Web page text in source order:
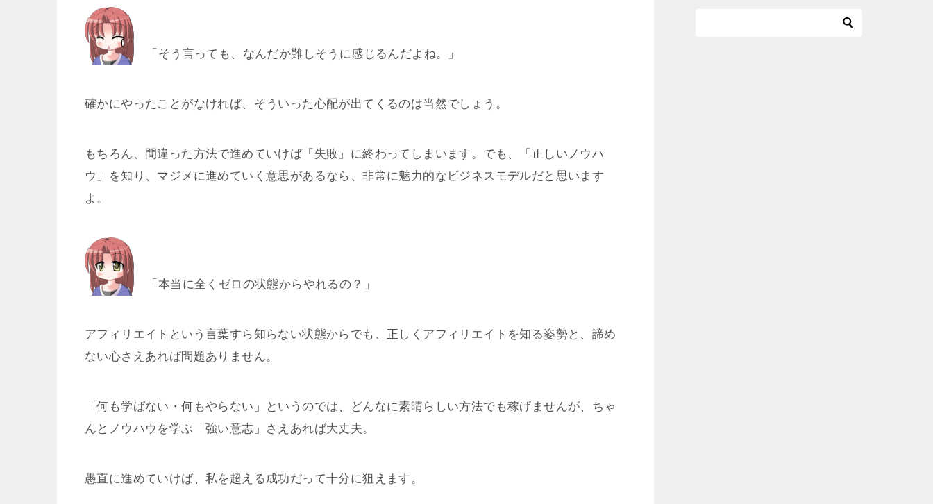
「そう言っても、なんだか難しそうに感じるんだよね。」
確かにやったことがなければ、そういった心配が出てくるのは当然でしょう。
もちろん、間違った方法で進めていけば「失敗」に終わってしまいます。でも、「正しいノウハ
ウ」を知り、マジメに進めていく意思があるなら、非常に魅力的なビジネスモデルだと思います
よ。
「本当に全くゼロの状態からやれるの？」
アフィリエイトという言葉すら知らない状態からでも、正しくアフィリエイトを知る姿勢と、諦め
ない心さえあれば問題ありません。
「何も学ばない・何もやらない」というのでは、どんなに素晴らしい方法でも稼げませんが、ちゃ
んとノウハウを学ぶ「強い意志」さえあれば大丈夫。
愚直に進めていけば、私を超える成功だって十分に狙えます。